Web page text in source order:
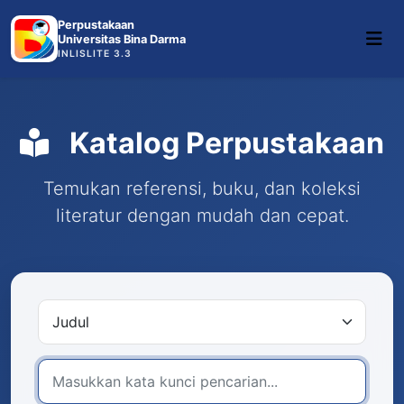
Perpustakaan
Universitas Bina Darma
INLISLITE 3.3
Katalog Perpustakaan
Temukan referensi, buku, dan koleksi
literatur dengan mudah dan cepat.